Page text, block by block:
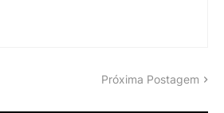
Próxima Postagem